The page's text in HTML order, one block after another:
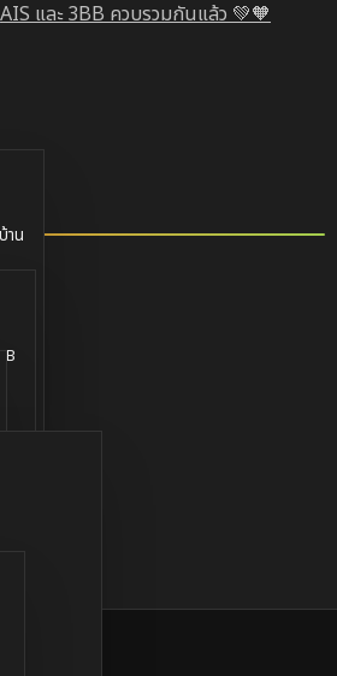
AIS และ 3BB ควบรวมกันแล้ว 💚🧡
าน